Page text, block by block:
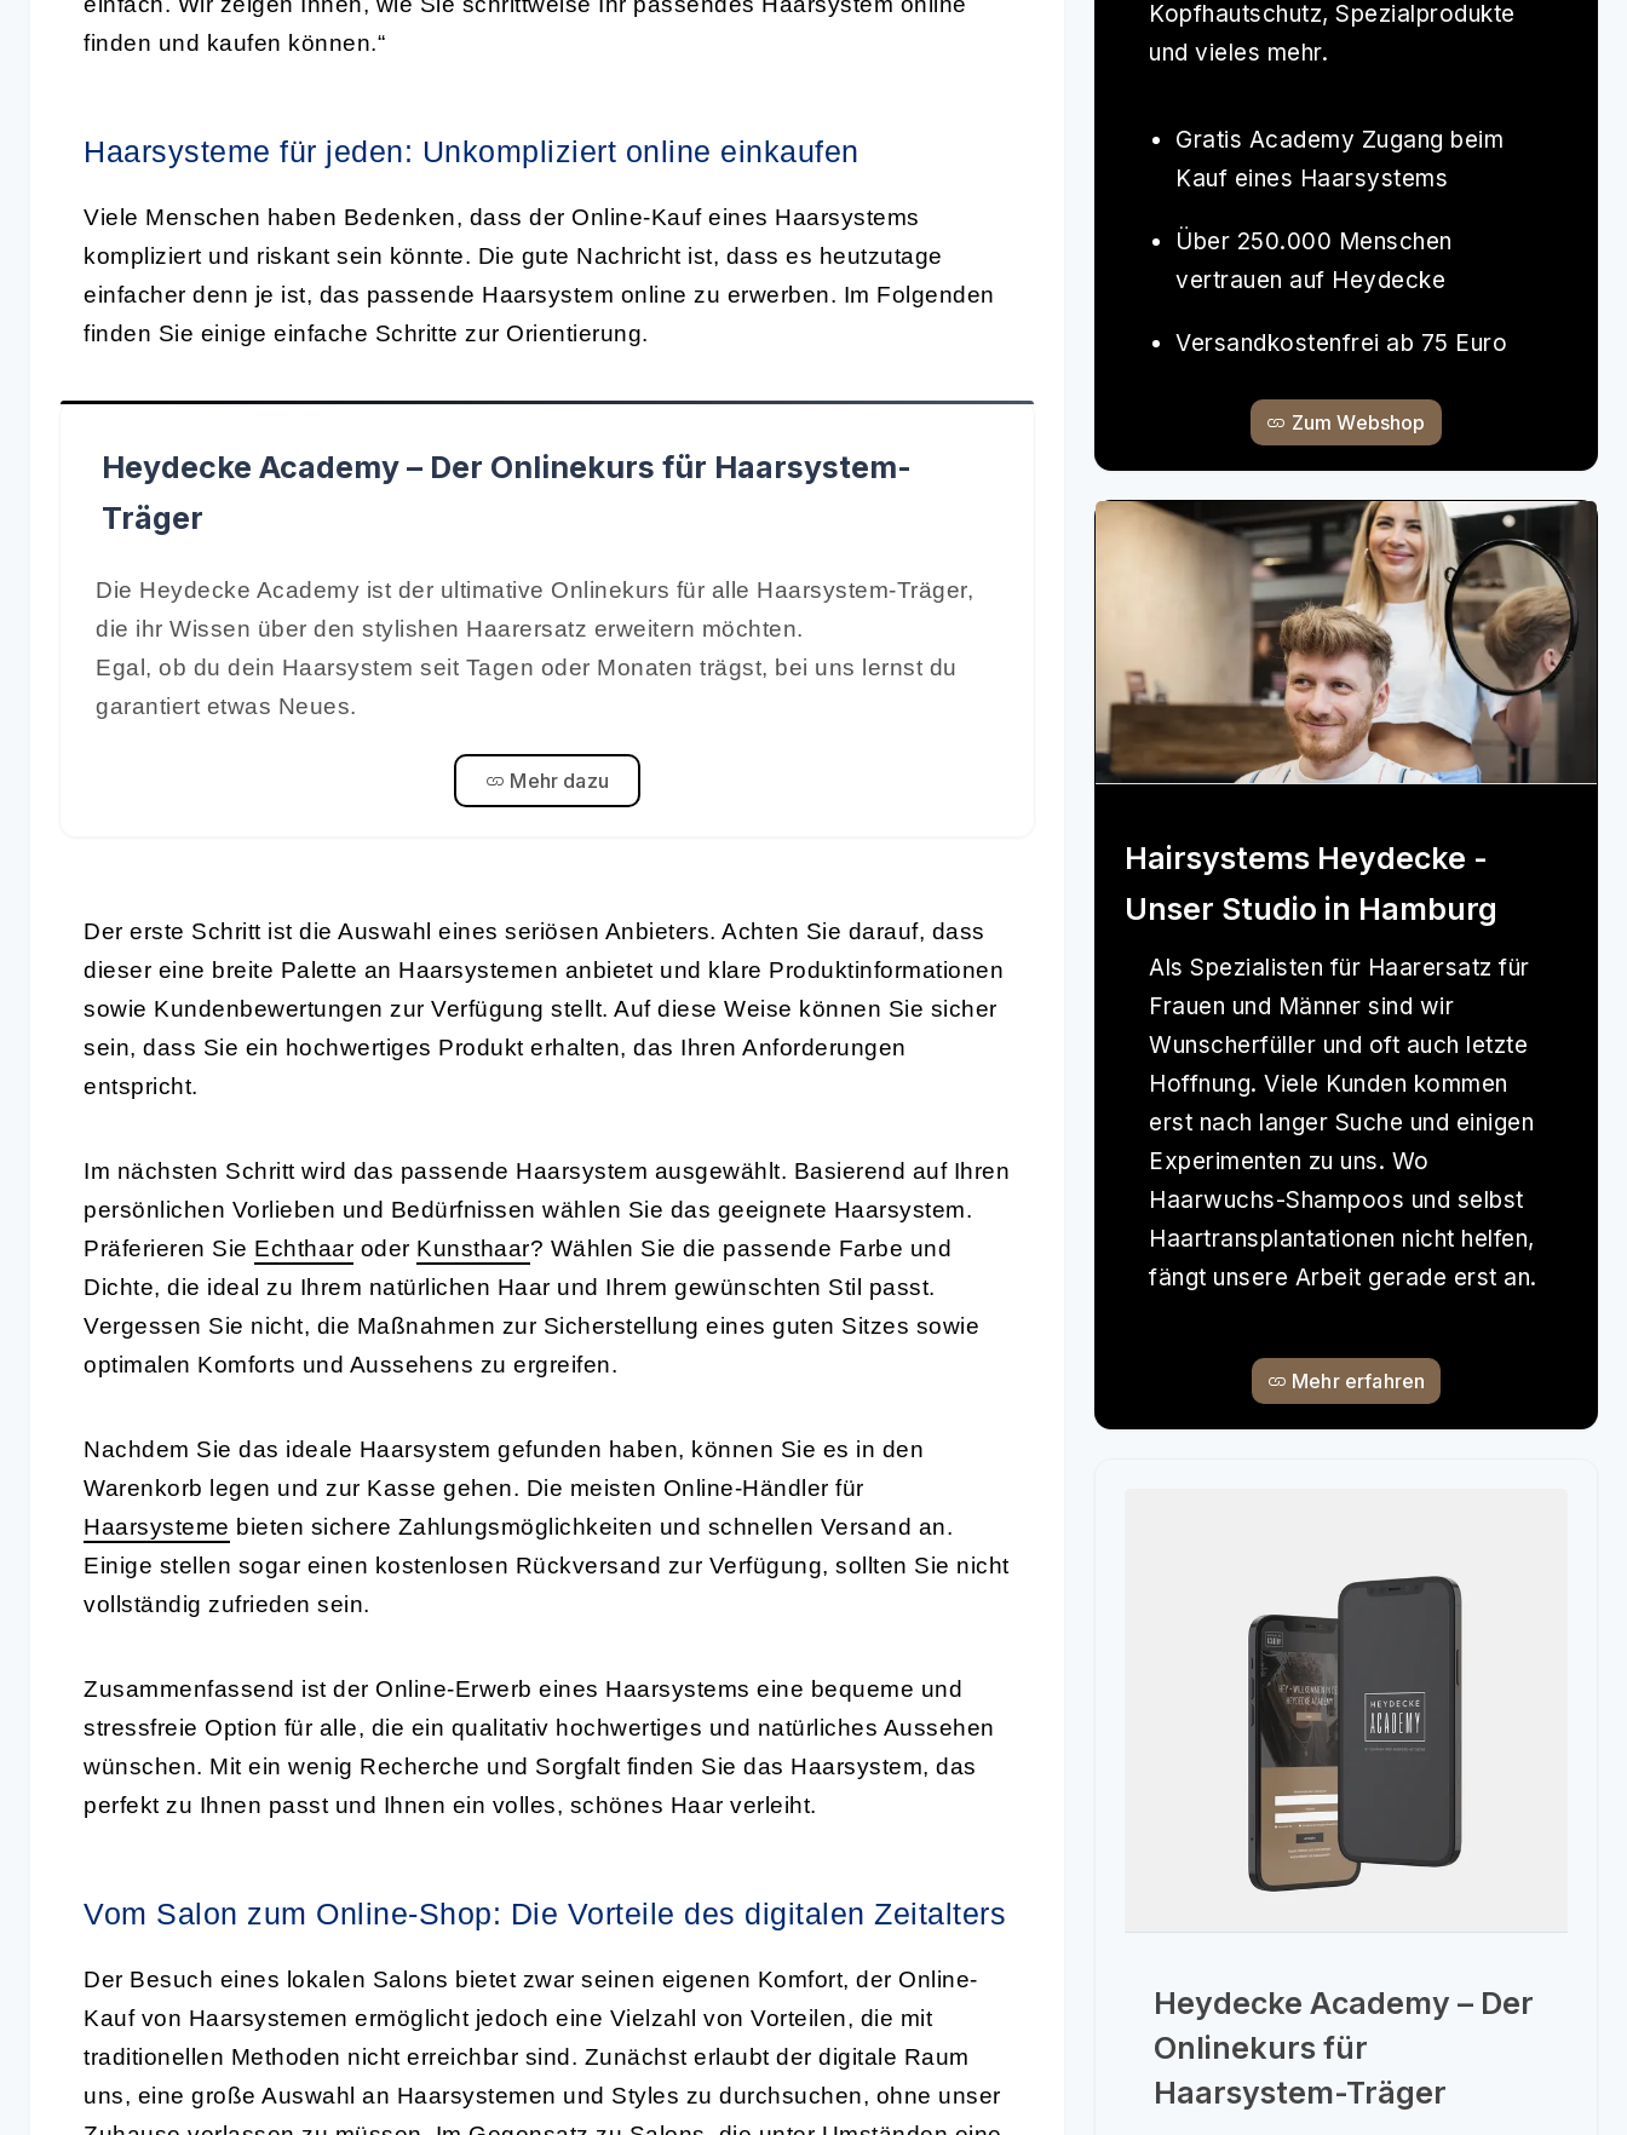
finden und kaufen können.“
Haarsysteme für jeden: Unkompliziert online einkaufen
Viele Menschen haben Bedenken, dass der Online-Kauf eines Haarsystems
kompliziert und riskant sein könnte. Die gute Nachricht ist, dass es heutzutage
einfacher denn je ist, das passende Haarsystem online zu erwerben. Im Folgenden
finden Sie einige einfache Schritte zur Orientierung.
Heydecke Academy – Der Onlinekurs für Haarsystem-
Träger
Die Heydecke Academy ist der ultimative Onlinekurs für alle Haarsystem-Träger,
die ihr Wissen über den stylishen Haarersatz erweitern möchten.
Egal, ob du dein Haarsystem seit Tagen oder Monaten trägst, bei uns lernst du
garantiert etwas Neues.
Mehr dazu
Der erste Schritt ist die Auswahl eines seriösen Anbieters. Achten Sie darauf, dass
dieser eine breite Palette an Haarsystemen anbietet und klare Produktinformationen
sowie Kundenbewertungen zur Verfügung stellt. Auf diese Weise können Sie sicher
sein, dass Sie ein hochwertiges Produkt erhalten, das Ihren Anforderungen
entspricht.
Im nächsten Schritt wird das passende Haarsystem ausgewählt. Basierend auf Ihren
persönlichen Vorlieben und Bedürfnissen wählen Sie das geeignete Haarsystem.
Präferieren Sie Echthaar oder Kunsthaar? Wählen Sie die passende Farbe und
Dichte, die ideal zu Ihrem natürlichen Haar und Ihrem gewünschten Stil passt.
Vergessen Sie nicht, die Maßnahmen zur Sicherstellung eines guten Sitzes sowie
optimalen Komforts und Aussehens zu ergreifen.
Nachdem Sie das ideale Haarsystem gefunden haben, können Sie es in den
Warenkorb legen und zur Kasse gehen. Die meisten Online-Händler für
Haarsysteme bieten sichere Zahlungsmöglichkeiten und schnellen Versand an.
Einige stellen sogar einen kostenlosen Rückversand zur Verfügung, sollten Sie nicht
vollständig zufrieden sein.
Zusammenfassend ist der Online-Erwerb eines Haarsystems eine bequeme und
stressfreie Option für alle, die ein qualitativ hochwertiges und natürliches Aussehen
wünschen. Mit ein wenig Recherche und Sorgfalt finden Sie das Haarsystem, das
perfekt zu Ihnen passt und Ihnen ein volles, schönes Haar verleiht.
Vom Salon zum Online-Shop: Die Vorteile des digitalen Zeitalters
Der Besuch eines lokalen Salons bietet zwar seinen eigenen Komfort, der Online-
Kauf von Haarsystemen ermöglicht jedoch eine Vielzahl von Vorteilen, die mit
traditionellen Methoden nicht erreichbar sind. Zunächst erlaubt der digitale Raum
uns, eine große Auswahl an Haarsystemen und Styles zu durchsuchen, ohne unser
Kopfhautschutz, Spezialprodukte
und vieles mehr.
Gratis Academy Zugang beim
Kauf eines Haarsystems
Über 250.000 Menschen
vertrauen auf Heydecke
Versandkostenfrei ab 75 Euro
Zum Webshop
Hairsystems Heydecke -
Unser Studio in Hamburg
Als Spezialisten für Haarersatz für
Frauen und Männer sind wir
Wunscherfüller und oft auch letzte
Hoffnung. Viele Kunden kommen
erst nach langer Suche und einigen
Experimenten zu uns. Wo
Haarwuchs-Shampoos und selbst
Haartransplantationen nicht helfen,
fängt unsere Arbeit gerade erst an.
Mehr erfahren
Heydecke Academy – Der
Onlinekurs für
Haarsystem-Träger